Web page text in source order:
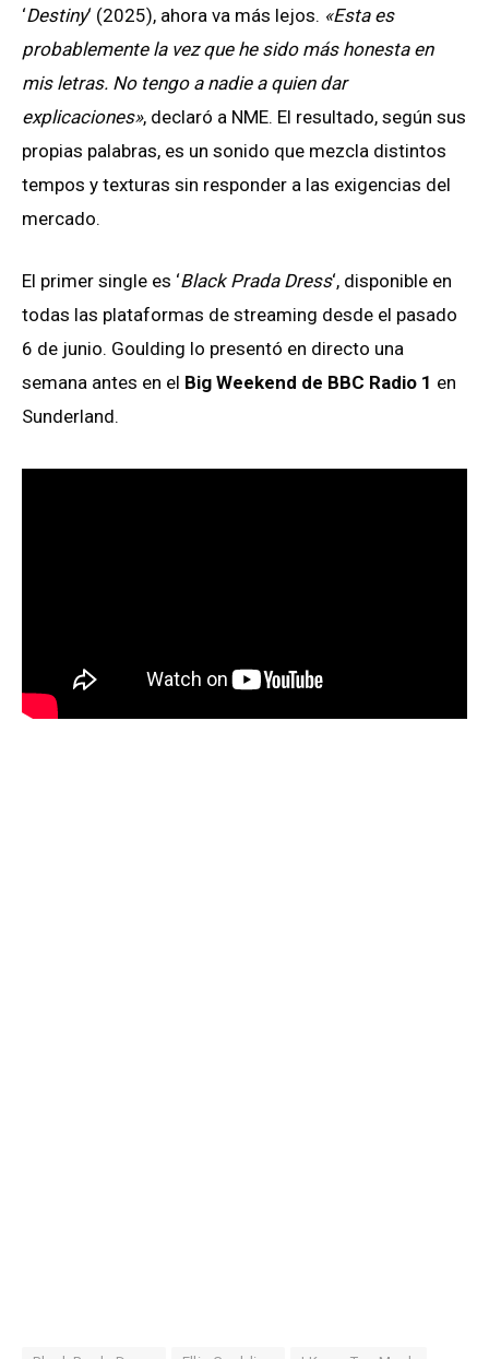
‘Destiny‘ (2025), ahora va más lejos. «Esta es
probablemente la vez que he sido más honesta en
mis letras. No tengo a nadie a quien dar
explicaciones», declaró a NME. El resultado, según sus
propias palabras, es un sonido que mezcla distintos
tempos y texturas sin responder a las exigencias del
mercado.
El primer single es ‘Black Prada Dress‘, disponible en
todas las plataformas de streaming desde el pasado
6 de junio. Goulding lo presentó en directo una
semana antes en el Big Weekend de BBC Radio 1 en
Sunderland.